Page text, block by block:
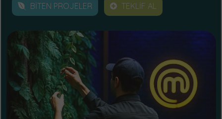
BİTEN PROJELER TEKLİF AL